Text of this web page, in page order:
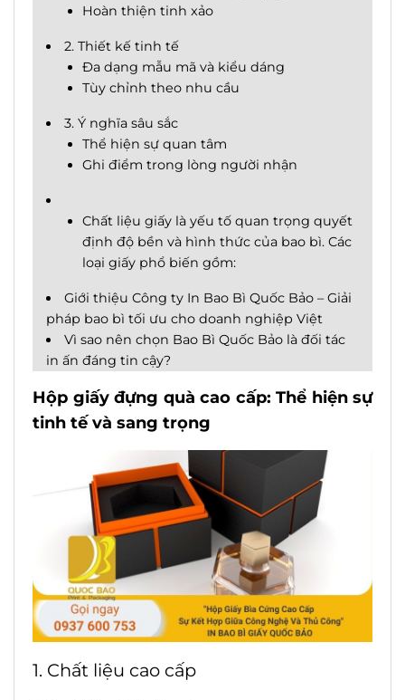
Hoàn thiện tinh xảo
2. Thiết kế tinh tế
Đa dạng mẫu mã và kiểu dáng
Tùy chỉnh theo nhu cầu
3. Ý nghĩa sâu sắc
Thể hiện sự quan tâm
Ghi điểm trong lòng người nhận
Chất liệu giấy là yếu tố quan trọng quyết
định độ bền và hình thức của bao bì. Các
loại giấy phổ biến gồm:
Giới thiệu Công ty In Bao Bì Quốc Bảo – Giải
pháp bao bì tối ưu cho doanh nghiệp Việt
Vì sao nên chọn Bao Bì Quốc Bảo là đối tác
in ấn đáng tin cậy?
Hộp giấy đựng quà cao cấp: Thể hiện sự
tinh tế và sang trọng
1. Chất liệu cao cấp